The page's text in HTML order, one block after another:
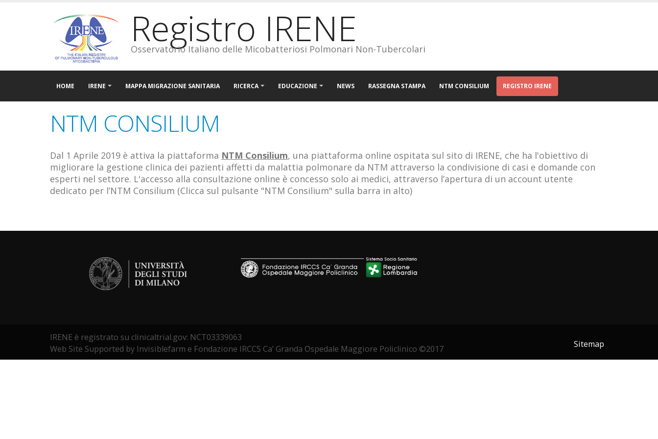
Registro IRENE
Osservatorio Italiano delle Micobatteriosi Polmonari Non-Tubercolari
HOME IRENE MAPPA MIGRAZIONE SANITARIA RICERCA EDUCAZIONE NEWS RASSEGNA STAMPA NTM CONSILIUM REGISTRO IRENE
NTM CONSILIUM
Dal 1 Aprile 2019 è attiva la piattaforma NTM Consilium, una piattaforma online ospitata sul sito di IRENE, che ha l'obiettivo di
migliorare la gestione clinica dei pazienti affetti da malattia polmonare da NTM attraverso la condivisione di casi e domande con
esperti nel settore. L'accesso alla consultazione online è concesso solo ai medici, attraverso l’apertura di un account utente
dedicato per l’NTM Consilium (Clicca sul pulsante "NTM Consilium" sulla barra in alto)
IRENE è registrato su clinicaltrial.gov: NCT03339063
Web Site Supported by Invisiblefarm e Fondazione IRCCS Ca’ Granda Ospedale Maggiore Policlinico ©2017
Sitemap